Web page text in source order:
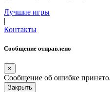
Лучшие игры
|
Контакты
Сообщение отправлено
×
Сообщение об ошибке принято.
Закрыть